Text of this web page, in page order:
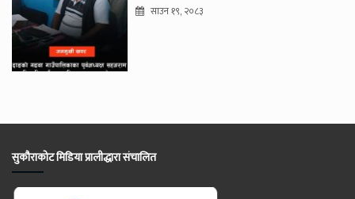
साउन १९, २०८३
सुकौराकोट मिडिया प्रालीद्धारा संचालित